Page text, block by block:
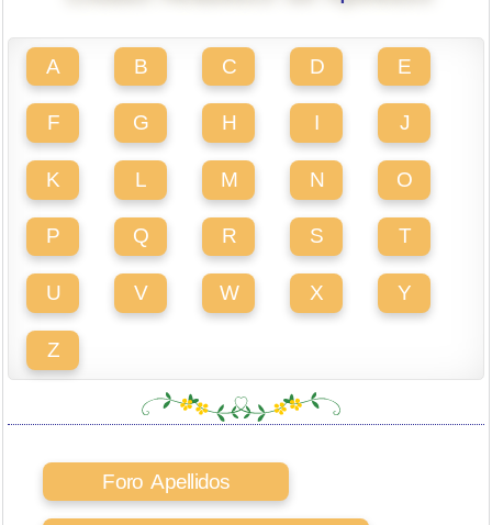
A B C D E
F G H I J
K L M N O
P Q R S T
U V W X Y
Z
Foro Apellidos